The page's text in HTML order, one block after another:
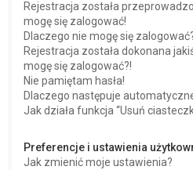
Rejestracja została
mogę się zalogować!
Dlaczego nie mogę się
Rejestracja została dokonana
mogę się zalogować?!
Nie pamiętam hasła!
Dlaczego następuje
Jak działa funkcja “Usuń
Preferencje i ustawienia
Jak zmienić moje ustawienia?